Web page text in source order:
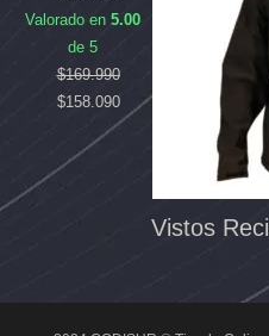
Valorado en 5.00
de 5
$169.990
$158.090
Vistos